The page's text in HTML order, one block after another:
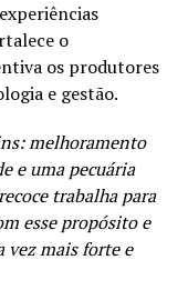
o
os produtores
e gestão.
melhoramento
e uma pecuária
trabalha para
esse propósito e
vez mais forte e